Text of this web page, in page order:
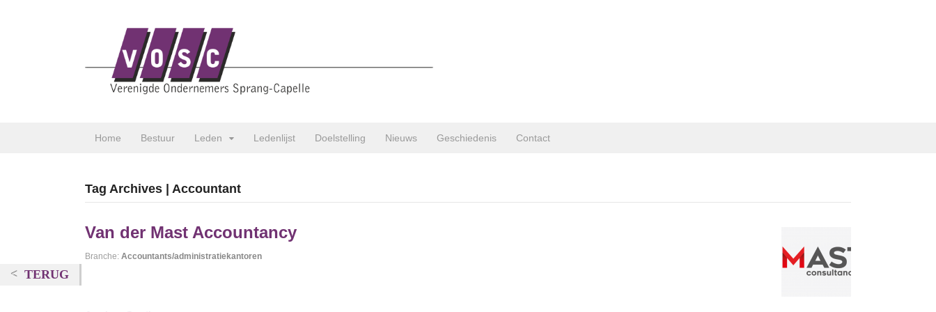
Home Bestuur Leden Ledenlijst Doelstelling Nieuws Geschiedenis Contact
Tag Archives | Accountant
Van der Mast Accountancy
Branche: Accountants/administratiekantoren
TERUG